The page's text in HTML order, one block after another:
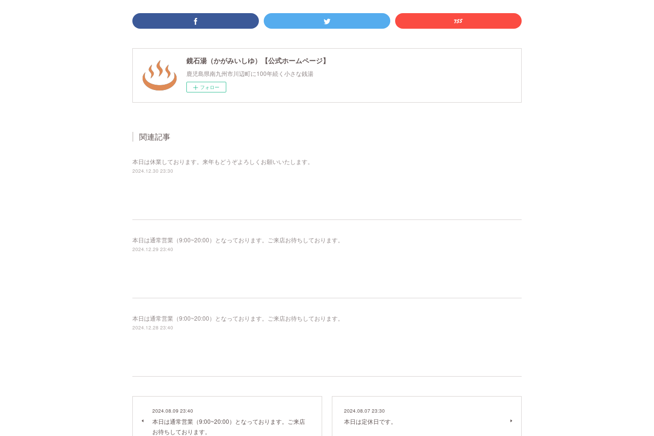
鏡石湯（かがみいしゆ）【公式ホームページ】
鹿児島県南九州市川辺町に100年続く小さな銭湯
フォロー
関連記事
本日は休業しております。来年もどうぞよろしくお願いいたします。
2024.12.30 23:30
本日は通常営業（9:00~20:00）となっております。ご来店お待ちしております。
2024.12.29 23:40
本日は通常営業（9:00~20:00）となっております。ご来店お待ちしております。
2024.12.28 23:40
2024.08.09 23:40
本日は通常営業（9:00~20:00）となっております。ご来店
お待ちしております。
2024.08.07 23:30
本日は定休日です。